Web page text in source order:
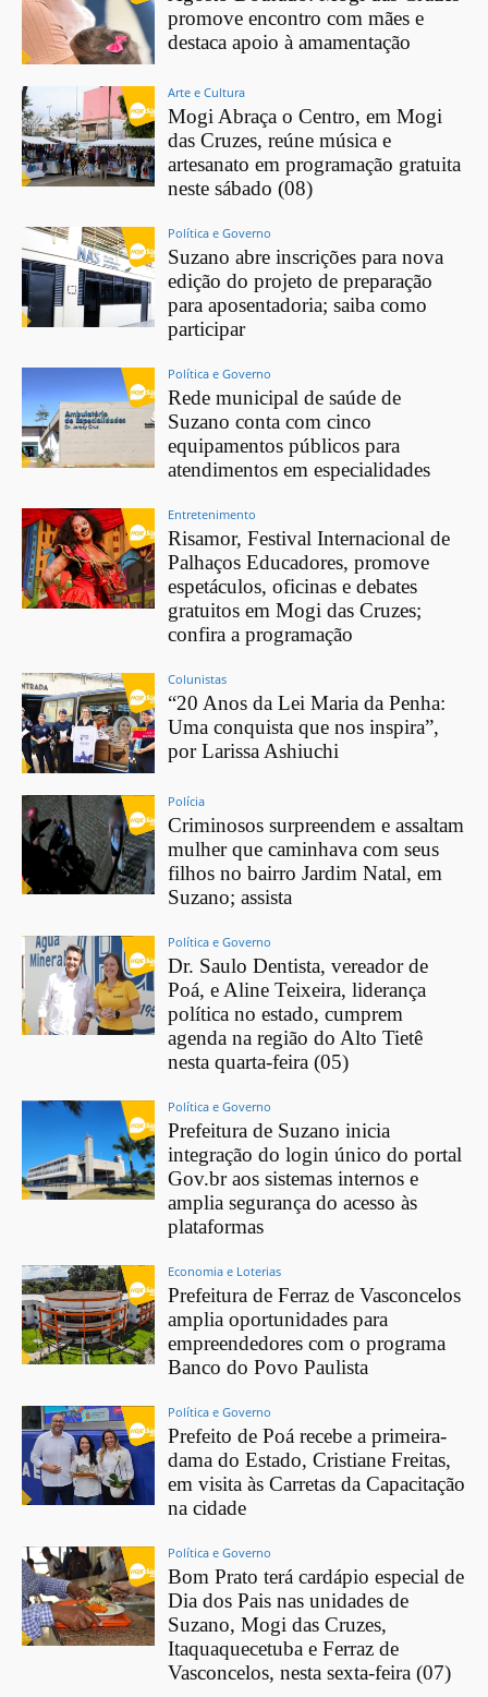
promove encontro com mães e
destaca apoio à amamentação
Arte e Cultura
Mogi Abraça o Centro, em Mogi
das Cruzes, reúne música e
artesanato em programação gratuita
neste sábado (08)
Política e Governo
Suzano abre inscrições para nova
edição do projeto de preparação
para aposentadoria; saiba como
participar
Política e Governo
Rede municipal de saúde de
Suzano conta com cinco
equipamentos públicos para
atendimentos em especialidades
Entretenimento
Risamor, Festival Internacional de
Palhaços Educadores, promove
espetáculos, oficinas e debates
gratuitos em Mogi das Cruzes;
confira a programação
Colunistas
“20 Anos da Lei Maria da Penha:
Uma conquista que nos inspira”,
por Larissa Ashiuchi
Polícia
Criminosos surpreendem e assaltam
mulher que caminhava com seus
filhos no bairro Jardim Natal, em
Suzano; assista
Política e Governo
Dr. Saulo Dentista, vereador de
Poá, e Aline Teixeira, liderança
política no estado, cumprem
agenda na região do Alto Tietê
nesta quarta-feira (05)
Política e Governo
Prefeitura de Suzano inicia
integração do login único do portal
Gov.br aos sistemas internos e
amplia segurança do acesso às
plataformas
Economia e Loterias
Prefeitura de Ferraz de Vasconcelos
amplia oportunidades para
empreendedores com o programa
Banco do Povo Paulista
Política e Governo
Prefeito de Poá recebe a primeira-
dama do Estado, Cristiane Freitas,
em visita às Carretas da Capacitação
na cidade
Política e Governo
Bom Prato terá cardápio especial de
Dia dos Pais nas unidades de
Suzano, Mogi das Cruzes,
Itaquaquecetuba e Ferraz de
Vasconcelos, nesta sexta-feira (07)